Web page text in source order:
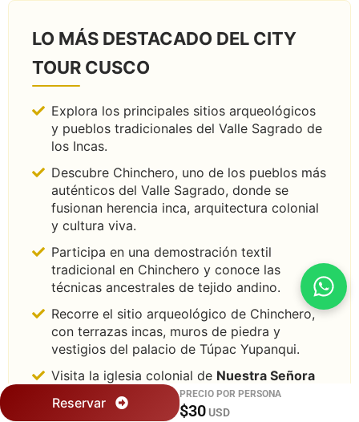
LO MÁS DESTACADO DEL CITY
TOUR CUSCO
Explora los principales sitios arqueológicos
y pueblos tradicionales del Valle Sagrado de
los Incas.
Descubre Chinchero, uno de los pueblos más
auténticos del Valle Sagrado, donde se
fusionan herencia inca, arquitectura colonial
y cultura viva.
Participa en una demostración textil
tradicional en Chinchero y conoce las
técnicas ancestrales de tejido andino.
Recorre el sitio arqueológico de Chinchero,
con terrazas incas, muros de piedra y
vestigios del palacio de Túpac Yupanqui.
Visita la iglesia colonial de Nuestra Señora
de Monserrat
, construida sobre bases incas,
reflejo del sincretismo cultural andino-
Reservar
PRECIO POR PERSONA
$30 USD